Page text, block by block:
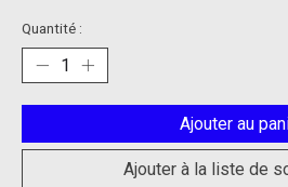
Quantité :
Ajouter au
Ajouter à la liste de